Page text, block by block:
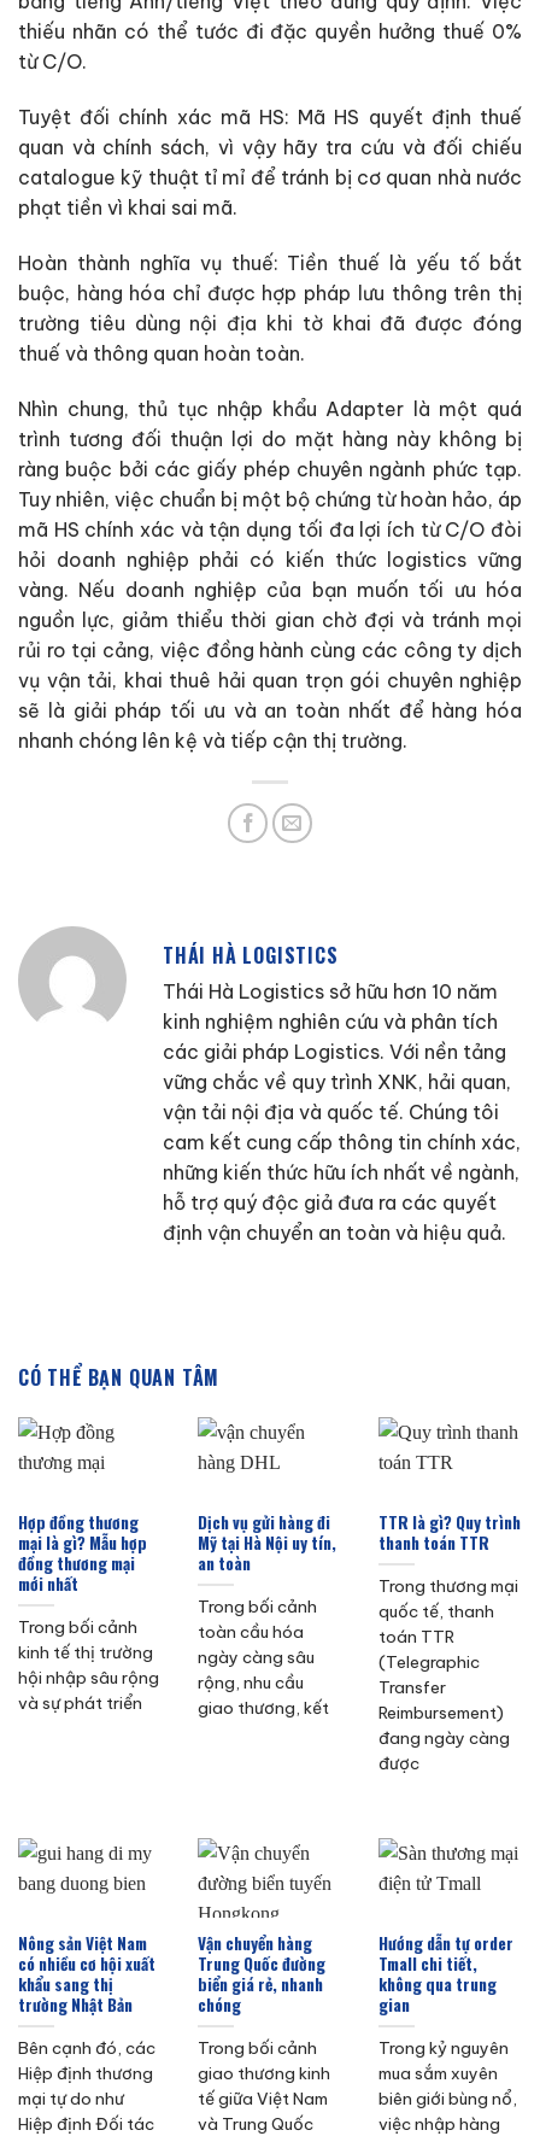
thiếu nhãn có thể tước đi đặc quyền hưởng thuế 0%
từ C/O.
Tuyệt đối chính xác mã HS: Mã HS quyết định thuế
quan và chính sách, vì vậy hãy tra cứu và đối chiếu
catalogue kỹ thuật tỉ mỉ để tránh bị cơ quan nhà nước
phạt tiền vì khai sai mã.
Hoàn thành nghĩa vụ thuế: Tiền thuế là yếu tố bắt
buộc, hàng hóa chỉ được hợp pháp lưu thông trên thị
trường tiêu dùng nội địa khi tờ khai đã được đóng
thuế và thông quan hoàn toàn.
Nhìn chung, thủ tục nhập khẩu Adapter là một quá
trình tương đối thuận lợi do mặt hàng này không bị
ràng buộc bởi các giấy phép chuyên ngành phức tạp.
Tuy nhiên, việc chuẩn bị một bộ chứng từ hoàn hảo, áp
mã HS chính xác và tận dụng tối đa lợi ích từ C/O đòi
hỏi doanh nghiệp phải có kiến thức logistics vững
vàng. Nếu doanh nghiệp của bạn muốn tối ưu hóa
nguồn lực, giảm thiểu thời gian chờ đợi và tránh mọi
rủi ro tại cảng, việc đồng hành cùng các công ty dịch
vụ vận tải, khai thuê hải quan trọn gói chuyên nghiệp
sẽ là giải pháp tối ưu và an toàn nhất để hàng hóa
nhanh chóng lên kệ và tiếp cận thị trường.
THÁI HÀ LOGISTICS
Thái Hà Logistics sở hữu hơn 10 năm
kinh nghiệm nghiên cứu và phân tích
các giải pháp Logistics. Với nền tảng
vững chắc về quy trình XNK, hải quan,
vận tải nội địa và quốc tế. Chúng tôi
cam kết cung cấp thông tin chính xác,
những kiến thức hữu ích nhất về ngành,
hỗ trợ quý độc giả đưa ra các quyết
định vận chuyển an toàn và hiệu quả.
CÓ THỂ BẠN QUAN TÂM
Hợp đồng thương
mại là gì? Mẫu hợp
đồng thương mại
mới nhất
Trong bối cảnh
kinh tế thị trường
hội nhập sâu rộng
và sự phát triển
Dịch vụ gửi hàng đi
Mỹ tại Hà Nội uy tín,
an toàn
Trong bối cảnh
toàn cầu hóa
ngày càng sâu
rộng, nhu cầu
giao thương, kết
TTR là gì? Quy trình
thanh toán TTR
Trong thương mại
quốc tế, thanh
toán TTR
(Telegraphic
Transfer
Reimbursement)
đang ngày càng
được
Nông sản Việt Nam
có nhiều cơ hội xuất
khẩu sang thị
trường Nhật Bản
Bên cạnh đó, các
Hiệp định thương
mại tự do như
Hiệp định Đối tác
Vận chuyển hàng
Trung Quốc đường
biển giá rẻ, nhanh
chóng
Trong bối cảnh
giao thương kinh
tế giữa Việt Nam
và Trung Quốc
Hướng dẫn tự order
Tmall chi tiết,
không qua trung
gian
Trong kỷ nguyên
mua sắm xuyên
biên giới bùng nổ,
việc nhập hàng